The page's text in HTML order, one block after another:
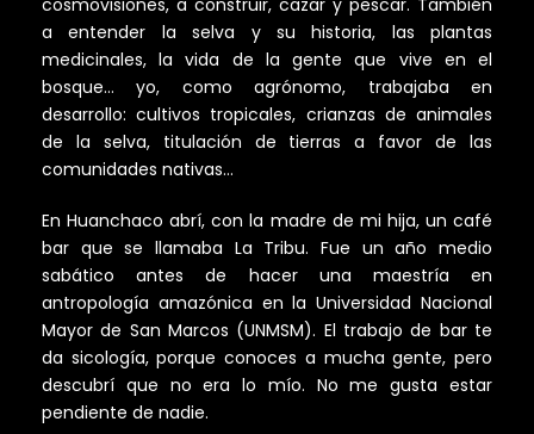
a entender la selva y su historia, las plantas
medicinales, la vida de la gente que vive en el
bosque… yo, como agrónomo, trabajaba en
desarrollo: cultivos tropicales, crianzas de animales
de la selva, titulación de tierras a favor de las
comunidades nativas…
En Huanchaco abrí, con la madre de mi hija, un café
bar que se llamaba La Tribu. Fue un año medio
sabático antes de hacer una maestría en
antropología amazónica en la Universidad Nacional
Mayor de San Marcos (UNMSM). El trabajo de bar te
da sicología, porque conoces a mucha gente, pero
descubrí que no era lo mío. No me gusta estar
pendiente de nadie.